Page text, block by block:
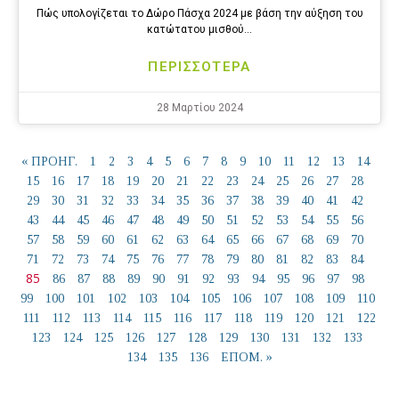
Πώς υπολογίζεται το Δώρο Πάσχα 2024 με βάση την αύξηση του
κατώτατου μισθού…
ΠΕΡΙΣΣΟΤΕΡΑ
28 Μαρτίου 2024
« ΠΡΟΗΓ. 1 2 3 4 5 6 7 8 9 10 11 12 13
14
15
16 17 18 19 20 21 22 23 24 25 26 27
28
29
30 31 32 33 34 35 36 37 38 39 40 41
42
43
44 45 46 47 48 49 50 51 52 53 54 55
56
57
58 59 60 61 62 63 64 65 66 67 68 69
70
71
72 73 74 75 76 77 78 79 80 81 82 83 84
85 86 87 88 89 90 91 92 93 94 95 96 97
98
99
100 101 102 103 104 105 106 107 108 109
110
111
112 113 114 115 116 117 118 119 120 121
122
123
124 125 126 127 128 129 130 131 132
133
134
135 136 ΕΠΟΜ. »